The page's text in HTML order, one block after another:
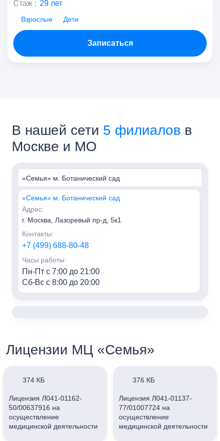
Стаж : 29 лет
Взрослые Дети
Записаться
В нашей сети 5 филиалов в
Москве и МО
«Семья» м. Ботанический сад
«Семья» м. Ботанический сад
Адрес:
г. Москва, Лазоревый пр-д, 5к1
Контакты:
+7 (499) 688-80-48
Часы работы:
Пн-Пт с 7:00 до 21:00
Сб-Вс с 8:00 до 20:00
+7 (499) 688-80-48
Пн-Пт с 7:00 до 21:00
«Семья» г. Мытищи
Адрес:
г. Мытищи, ул. Колпакова, 42к3
Лицензии МЦ «Семья»
374 КБ
Лицензия Л041-01162-
50/00637916 на
осуществление
медицинской деятельности
376 КБ
Лицензия Л041-01137-
77/01007724 на
осуществление
медицинской деятельности